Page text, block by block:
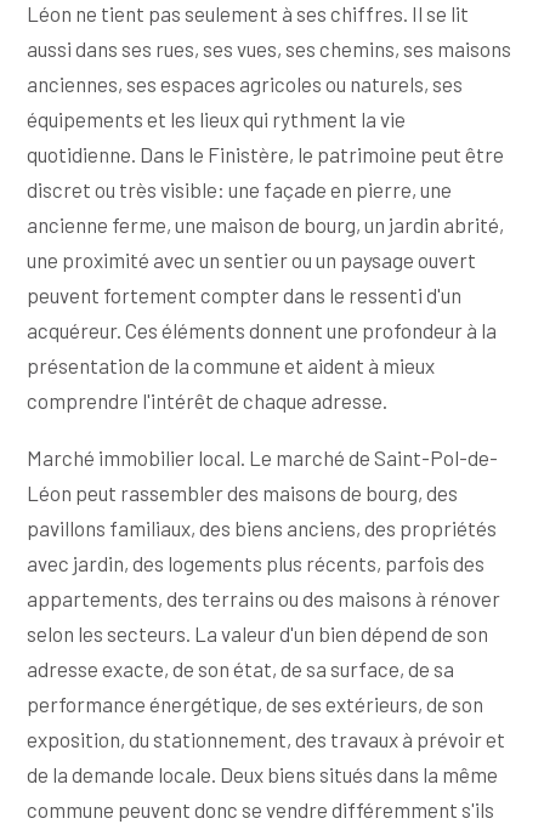
Léon ne tient pas seulement à ses chiffres. Il se lit
aussi dans ses rues, ses vues, ses chemins, ses maisons
anciennes, ses espaces agricoles ou naturels, ses
équipements et les lieux qui rythment la vie
quotidienne. Dans le Finistère, le patrimoine peut être
discret ou très visible: une façade en pierre, une
ancienne ferme, une maison de bourg, un jardin abrité,
une proximité avec un sentier ou un paysage ouvert
peuvent fortement compter dans le ressenti d'un
acquéreur. Ces éléments donnent une profondeur à la
présentation de la commune et aident à mieux
comprendre l'intérêt de chaque adresse.
Marché immobilier local. Le marché de Saint-Pol-de-
Léon peut rassembler des maisons de bourg, des
pavillons familiaux, des biens anciens, des propriétés
avec jardin, des logements plus récents, parfois des
appartements, des terrains ou des maisons à rénover
selon les secteurs. La valeur d'un bien dépend de son
adresse exacte, de son état, de sa surface, de sa
performance énergétique, de ses extérieurs, de son
exposition, du stationnement, des travaux à prévoir et
de la demande locale. Deux biens situés dans la même
commune peuvent donc se vendre différemment s'ils